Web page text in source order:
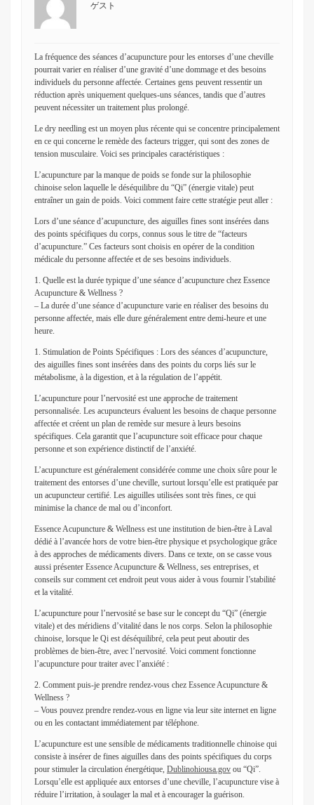
ゲスト
La fréquence des séances d’acupuncture pour les entorses d’une cheville
pourrait varier en réaliser d’une gravité d’une dommage et des besoins
individuels du personne affectée. Certaines gens peuvent ressentir un
réduction après uniquement quelques-uns séances, tandis que d’autres
peuvent nécessiter un traitement plus prolongé.
Le dry needling est un moyen plus récente qui se concentre principalement
en ce qui concerne le remède des facteurs trigger, qui sont des zones de
tension musculaire. Voici ses principales caractéristiques :
L’acupuncture par la manque de poids se fonde sur la philosophie
chinoise selon laquelle le déséquilibre du “Qi” (énergie vitale) peut
entraîner un gain de poids. Voici comment faire cette stratégie peut aller :
Lors d’une séance d’acupuncture, des aiguilles fines sont insérées dans
des points spécifiques du corps, connus sous le titre de “facteurs
d’acupuncture.” Ces facteurs sont choisis en opérer de la condition
médicale du personne affectée et de ses besoins individuels.
1. Quelle est la durée typique d’une séance d’acupuncture chez Essence
Acupuncture & Wellness ?
– La durée d’une séance d’acupuncture varie en réaliser des besoins du
personne affectée, mais elle dure généralement entre demi-heure et une
heure.
1. Stimulation de Points Spécifiques : Lors des séances d’acupuncture,
des aiguilles fines sont insérées dans des points du corps liés sur le
métabolisme, à la digestion, et à la régulation de l’appétit.
L’acupuncture pour l’nervosité est une approche de traitement
personnalisée. Les acupuncteurs évaluent les besoins de chaque personne
affectée et créent un plan de remède sur mesure à leurs besoins
spécifiques. Cela garantit que l’acupuncture soit efficace pour chaque
personne et son expérience distinctif de l’anxiété.
L’acupuncture est généralement considérée comme une choix sûre pour le
traitement des entorses d’une cheville, surtout lorsqu’elle est pratiquée par
un acupuncteur certifié. Les aiguilles utilisées sont très fines, ce qui
minimise la chance de mal ou d’inconfort.
Essence Acupuncture & Wellness est une institution de bien-être à Laval
dédié à l’avancée hors de votre bien-être physique et psychologique grâce
à des approches de médicaments divers. Dans ce texte, on se casse vous
aussi présenter Essence Acupuncture & Wellness, ses entreprises, et
conseils sur comment cet endroit peut vous aider à vous fournir l’stabilité
et la vitalité.
L’acupuncture pour l’nervosité se base sur le concept du “Qi” (énergie
vitale) et des méridiens d’vitalité dans le nos corps. Selon la philosophie
chinoise, lorsque le Qi est déséquilibré, cela peut peut aboutir des
problèmes de bien-être, avec l’nervosité. Voici comment fonctionne
l’acupuncture pour traiter avec l’anxiété :
2. Comment puis-je prendre rendez-vous chez Essence Acupuncture &
Wellness ?
– Vous pouvez prendre rendez-vous en ligne via leur site internet en ligne
ou en les contactant immédiatement par téléphone.
L’acupuncture est une sensible de médicaments traditionnelle chinoise qui
consiste à insérer de fines aiguilles dans des points spécifiques du corps
pour stimuler la circulation énergétique, Dublinohiousa.gov ou “Qi”.
Lorsqu’elle est appliquée aux entorses d’une cheville, l’acupuncture vise à
réduire l’irritation, à soulager la mal et à encourager la guérison.